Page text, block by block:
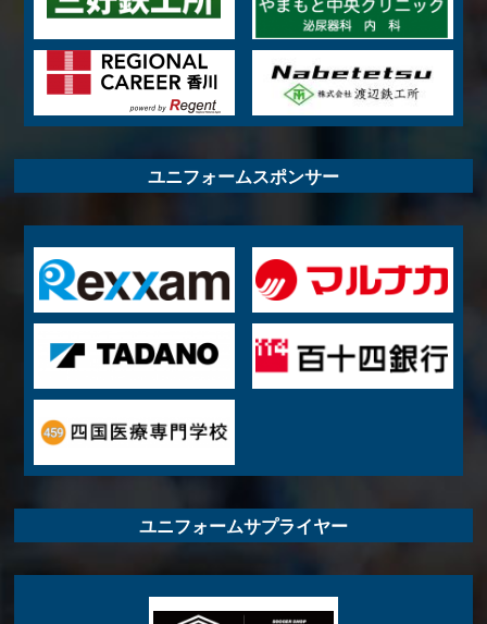
ユニフォームスポンサー
ユニフォームサプライヤー